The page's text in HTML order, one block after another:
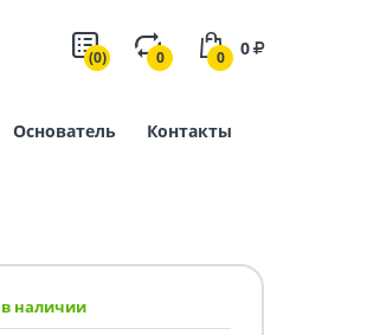
(0) 0 0 0
Основатель Контакты
в наличии